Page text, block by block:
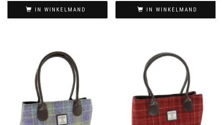
IN WINKELMAND IN WINKELMAND